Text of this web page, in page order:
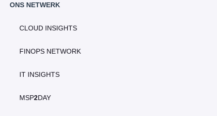
ONS NETWERK
CLOUD INSIGHTS
FINOPS NETWORK
IT INSIGHTS
MSP2DAY